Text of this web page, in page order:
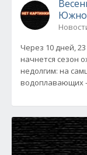
Через 10 дней,
начнется сезон
недолгим: на
водоплавающих -